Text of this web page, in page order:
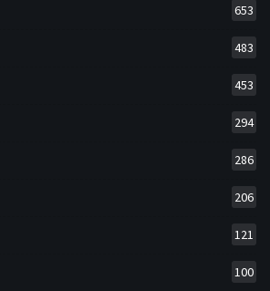
653
483
453
294
286
206
121
100